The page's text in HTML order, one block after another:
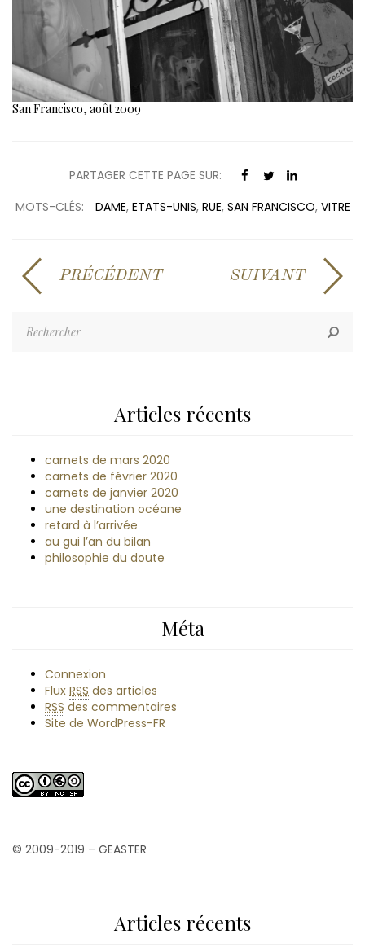
San Francisco, août 2009
PARTAGER CETTE PAGE SUR:
MOTS-CLÉS:
DAME, ETATS-UNIS, RUE, SAN FRANCISCO, VITRE
PRÉCÉDENT SUIVANT
Articles récents
carnets de mars 2020
carnets de février 2020
carnets de janvier 2020
une destination océane
retard à l’arrivée
au gui l’an du bilan
philosophie du doute
Méta
Connexion
Flux RSS des articles
RSS des commentaires
Site de WordPress-FR
© 2009-2019 – GEASTER
Articles récents